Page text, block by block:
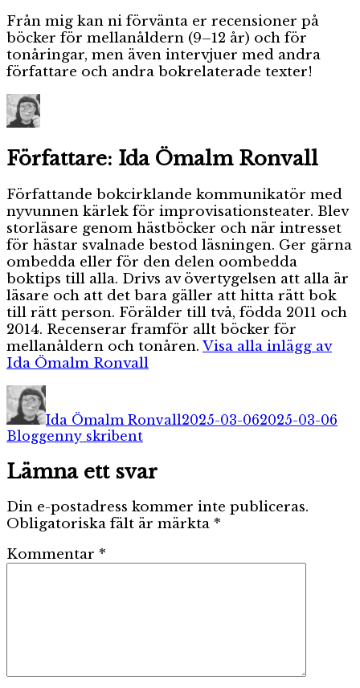
Från mig kan ni förvänta er recensioner på
böcker för mellanåldern (9–12 år) och för
tonåringar, men även intervjuer med andra
författare och andra bokrelaterade texter!
Författare: Ida Ömalm Ronvall
Författande bokcirklande kommunikatör med
nyvunnen kärlek för improvisationsteater. Blev
storläsare genom hästböcker och när intresset
för hästar svalnade bestod läsningen. Ger gärna
ombedda eller för den delen oombedda
boktips till alla. Drivs av övertygelsen att alla är
läsare och att det bara gäller att hitta rätt bok
till rätt person. Förälder till två, födda 2011 och
2014. Recenserar framför allt böcker för
mellanåldern och tonåren. Visa alla inlägg av
Ida Ömalm Ronvall
Författare
Ida Ömalm Ronvall2025-03-062025-03-06
BloggenEtiketter
ny skribent
Lämna ett svar
Din e-postadress kommer inte publiceras.
Obligatoriska fält är märkta *
Kommentar *